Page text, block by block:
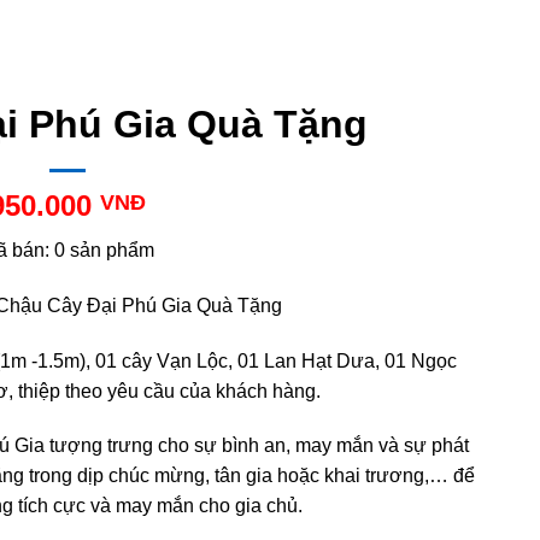
Phú Gia Quà Tặng
VNĐ
bán: 0 sản phẩm
Cây Đại Phú Gia Quà Tặng
-1.5m), 01 cây Vạn Lộc, 01 Lan Hạt Dưa, 01 Ngọc
thiệp theo yêu cầu của khách hàng.
Gia tượng trưng cho sự bình an, may mắn và sự phát
trong dịp chúc mừng, tân gia hoặc khai trương,… để
tích cực và may mắn cho gia chủ.